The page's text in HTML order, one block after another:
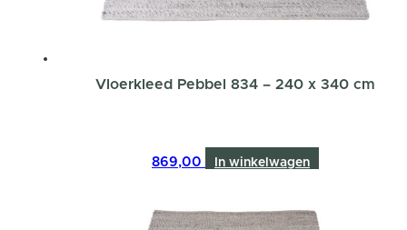
Vloerkleed Pebbel 834 – 240 x 340 cm
869,00 In winkelwagen